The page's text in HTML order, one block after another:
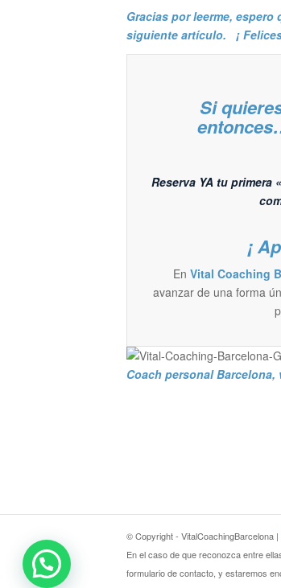
Gracias por leerme,
siguiente artículo. ¡
Si
Reserva YA tu
¡
En Vital Coaching
avanzar de una forma
Coach personal Barcelona,
© Copyright - VitalCoachingBarcelona |
En el caso de que reconozca entre
formulario de contacto, y estaremos